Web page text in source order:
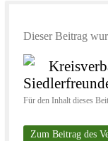
Dieser Beitrag
Für den Inhalt dieses
Zum Beitrag des